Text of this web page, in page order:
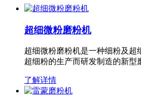
超细微粉磨粉机
超细微粉磨粉机是一种细粉及超
超细粉的生产而研发制造的新
了解详情